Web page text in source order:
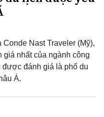
Nast Traveler (Mỹ),
nhất của ngành công
được đánh giá là phố du
Á.